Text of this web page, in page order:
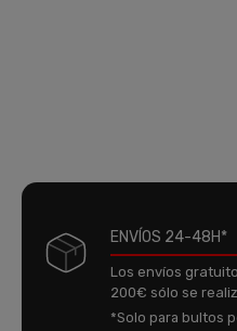
ENVÍOS 24-48H*
Los envíos
200€ sólo se
*Solo para bultos